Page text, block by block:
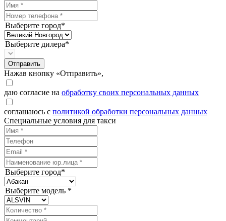
Выберите город*
Выберите дилера*
Отправить
Нажав кнопку «Отправить»,
даю согласие на обработку своих персональных данных
соглашаюсь с политикой обработки персональных данных
Специальные условия для такси
Выберите город*
Выберите модель *